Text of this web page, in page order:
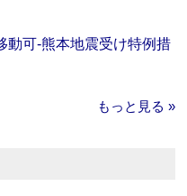
動可‐熊本地震受け特例措
もっと見る »